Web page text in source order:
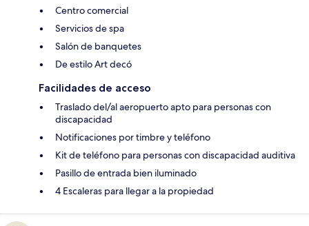
Centro comercial
Servicios de spa
Salón de banquetes
De estilo Art decó
Facilidades de acceso
Traslado del/al aeropuerto apto para personas con
discapacidad
Notificaciones por timbre y teléfono
Kit de teléfono para personas con discapacidad auditiva
Pasillo de entrada bien iluminado
4 Escaleras para llegar a la propiedad